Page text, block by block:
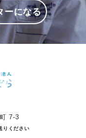
ーになる
7-3
りください